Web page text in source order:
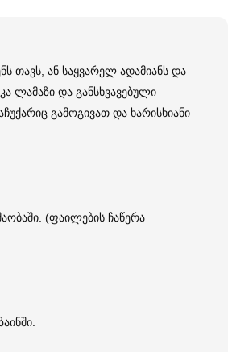
თავს, ან საყვარელ ადამიანს და
ლამაზი და განსხვავებული
გამოგივათ და ხარისხიანი
(ფაილების ჩაწერა